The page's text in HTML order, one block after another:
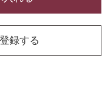
録する